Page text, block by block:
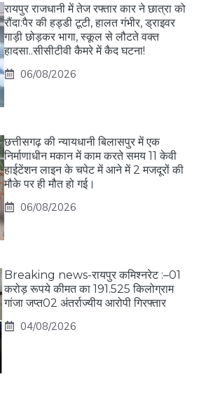
रायपुर राजधानी में तेज रफ्तार कार ने छात्रा को
रौंदा:पैर की हड्डी टूटी, हालत गंभीर, ड्राइवर
गाड़ी छोड़कर भागा, स्कूल से लौटते वक्त
हादसा..सीसीटीवी कैमरे में कैद घटना!
06/08/2026
छत्तीसगढ़ की न्यायधानी बिलासपुर में एक
निर्माणाधीन मकान में काम करते समय 11 केवी
हाईटेंशन लाइन के चपेट में आने में 2 मजदूरों की
मौके पर ही मौत हो गई।
06/08/2026
Breaking news-रायपुर कमिश्नरेट :–01
करोड़ रूपये कीमत का 191.525 किलोग्राम
गांजा जप्त02 अंतर्राज्यीय आरोपी गिरफ्तार
04/08/2026